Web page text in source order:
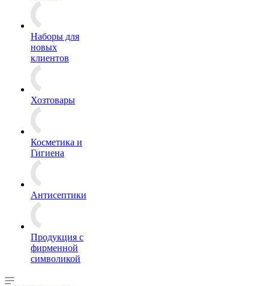
Наборы для
новых
клиентов
Хозтовары
Косметика и
Гигиена
Антисептики
Продукция с
фирменной
символикой